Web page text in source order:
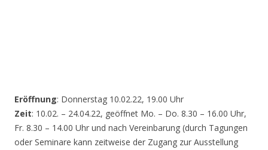
Eröffnung: Donnerstag 10.02.22, 19.00 Uhr
Zeit: 10.02. – 24.04.22, geöffnet Mo. – Do. 8.30 – 16.00 Uhr,
Fr. 8.30 – 14.00 Uhr und nach Vereinbarung (durch Tagungen
oder Seminare kann zeitweise der Zugang zur Ausstellung